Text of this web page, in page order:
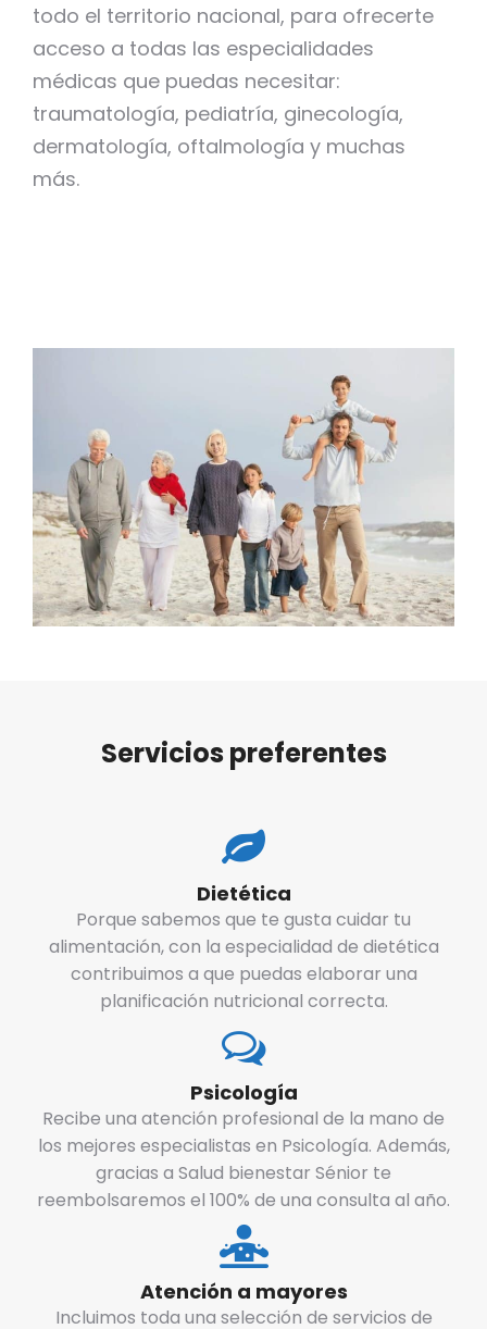
todo el territorio nacional, para ofrecerte
acceso a todas las especialidades
médicas que puedas necesitar:
traumatología, pediatría, ginecología,
dermatología, oftalmología y muchas
más.
Servicios preferentes
Dietética
Porque sabemos que te gusta cuidar tu
alimentación, con la especialidad de dietética
contribuimos a que puedas elaborar una
planificación nutricional correcta.
Psicología
Recibe una atención profesional de la mano de
los mejores especialistas en Psicología. Además,
gracias a Salud bienestar Sénior te
reembolsaremos el 100% de una consulta al año.
Atención a mayores
Incluimos toda una selección de servicios de